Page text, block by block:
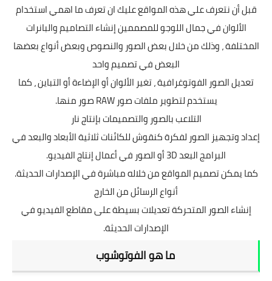
قبل أن نتعرف علي هذه المواقع عليك ان تعرف ما اهمي استخدام
الألوان في جمال اللوجو للمصممين إنشاء التصاميم والبانرات
المختلفة ، وذلك من خلال بعض الصور والنصوص وبعض أنواع بعضها
البعض في تصميم واحد
تعديل الصور الفوتوغرافية ، تغير الألوان أو الإضاءة أو التباين ، كما
يستخدم لتطوير ملفات صور RAW صور منها.
التلاعب بالصور والتصميمات بإنتاج نار
إعداد وتجهيز الصور لفكرة كنقوش للكائنات ثلاثية الأبعاد والبعد في
البرامج البعد 3D أو الصور في أعمال إنتاج الفيديو.
كما يمكن تصميم المواقع من خلاله مباشرة في الإصدارات الحديثة.
أنواع الرسائل من الخارج
إنشاء الصور المتحركة تعديلات بسيطة على مقاطع الفيديو في
الإصدارات الحديثة.
ما هو الفوتوشوب